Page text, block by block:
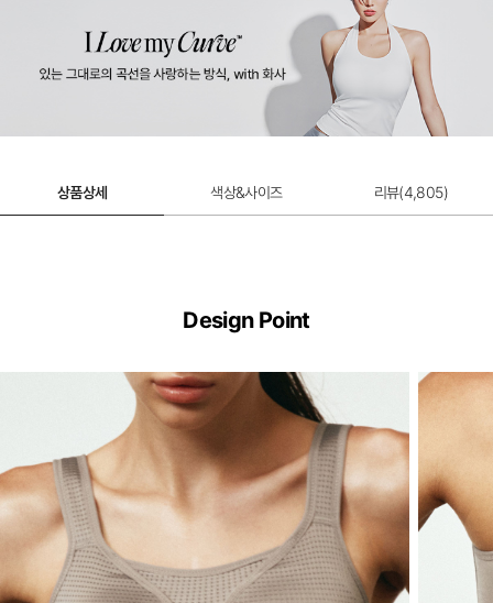
울트라서포트 제로무브 스포츠브라 연장 후
상품상세 색상&사이즈 리뷰(4,805)
Design Point